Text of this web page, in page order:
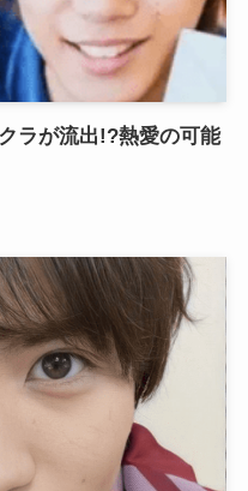
ラが流出!?熱愛の可能